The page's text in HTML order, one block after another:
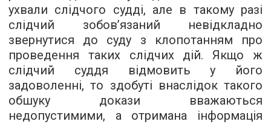
ухвали слідчого судді, але в такому разі
слідчий зобов’язаний невідкладно
звернутися до суду з клопотанням про
проведення таких слідчих дій. Якщо ж
слідчий суддя відмовить у його
задоволенні, то здобуті внаслідок такого
обшуку докази вважаються
недопустимими, а отримана інформація